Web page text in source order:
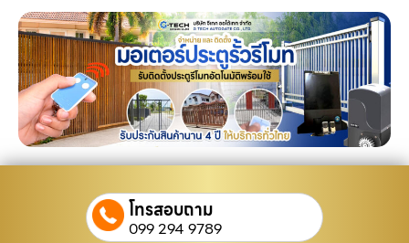
โทรสอบถาม
099 294 9789